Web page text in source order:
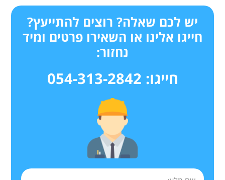
יש לכם שאלה? רוצים להתייעץ?
חייגו אלינו או השאירו פרטים ומיד
נחזור:
חייגו: 054-313-2842